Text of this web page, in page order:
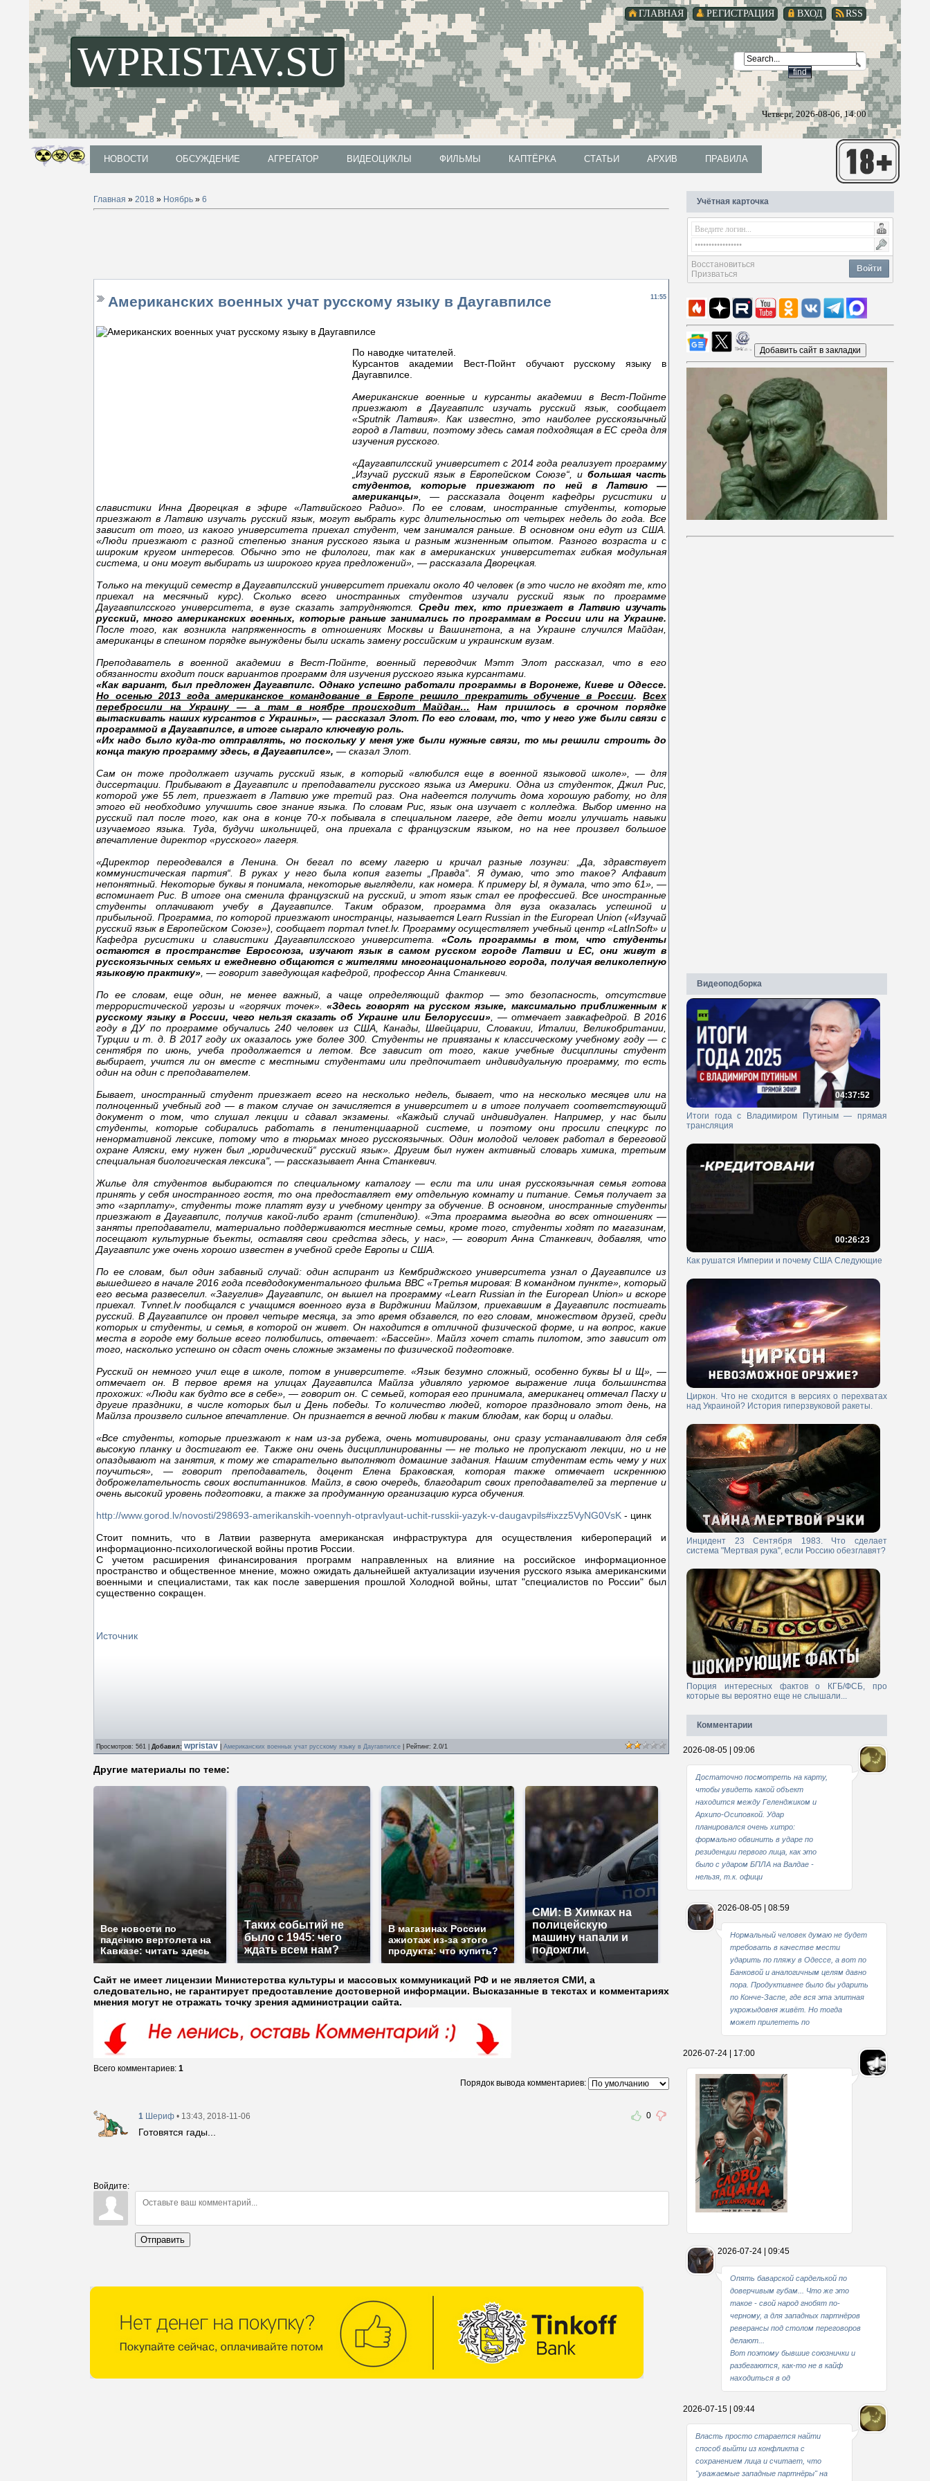
RSS
ВХОД
РЕГИСТРАЦИЯ
ГЛАВНАЯ
WPRISTAV.SU
Четверг, 2026-08-06, 14:00
НОВОСТИ ОБСУЖДЕНИЕ АГРЕГАТОР ВИДЕОЦИКЛЫ ФИЛЬМЫ КАПТЁРКА СТАТЬИ АРХИВ ПРАВИЛА
Главная » 2018 » Ноябрь » 6
11:55
Американских военных учат русскому языку в Даугавпилсе
По наводке читателей.
Курсантов академии Вест-Пойнт обучают русскому языку в
Даугавпилсе.
Американские военные и курсанты академии в Вест-Пойнте
приезжают в Даугавпилс изучать русский язык, сообщает
«Sputnik Латвия». Как известно, это наиболее русскоязычный
город в Латвии, поэтому здесь самая подходящая в ЕС среда для
изучения русского.
«Даугавпилсский университет с 2014 года реализует программу
„Изучай русский язык в Европейском Союзе“, и большая часть
студентов, которые приезжают по ней в Латвию —
американцы» , — рассказала доцент кафедры русистики и
славистики Инна Дворецкая в эфире «Латвийского Радио». По ее словам, иностранные студенты, которые
приезжают в Латвию изучать русский язык, могут выбрать курс длительностью от четырех недель до года. Все
зависит от того, из какого университета приехал студент, чем занимался раньше. В основном они едут из США.
«Люди приезжают с разной степенью знания русского языка и разным жизненным опытом. Разного возраста и с
широким кругом интересов. Обычно это не филологи, так как в американских университетах гибкая модульная
система, и они могут выбирать из широкого круга предложений», — рассказала Дворецкая.
Только на текущий семестр в Даугавпилсский университет приехали около 40 человек (в это число не входят те, кто
приехал на месячный курс). Сколько всего иностранных студентов изучали русский язык по программе
Даугавпилсского университета, в вузе сказать затрудняются.
Среди тех, кто приезжает в Латвию изучать
русский, много американских военных, которые раньше занимались по программам в России или на Украине.
После того, как возникла напряженность в отношениях Москвы и Вашингтона, а на Украине случился Майдан,
американцы в спешном порядке вынуждены были искать замену российским и украинским вузам.
Преподаватель в военной академии в Вест-Пойнте, военный переводчик Мэтт Элот рассказал, что в его
обязанности входит поиск вариантов программ для изучения русского языка курсантами.
«Как вариант, был предложен Даугавпилс. Однако успешно работали программы в Воронеже, Киеве и Одессе.
Но осенью 2013 года американское командование в Европе решило прекратить обучение в России.Всех
перебросили на Украину — а там в ноябре происходит Майдан… Нам пришлось в срочном порядке
вытаскивать наших курсантов c Украины», — рассказал Элот. По его словам, то, что у него уже были связи с
программой в Даугавпилсе, в итоге сыграло ключевую роль.
«Их надо было куда-то отправлять, но поскольку у меня уже были нужные связи, то мы решили строить до
конца такую программу здесь, в Даугавпилсе», — сказал Элот.
Сам он тоже продолжает изучать русский язык, в который «влюбился еще в военной языковой школе», — для
диссертации. Прибывают в Даугавпилс и преподаватели русского языка из Америки. Одна из студенток, Джил Рис,
которой уже 55 лет, приезжает в Латвию уже третий раз. Она надеется получить дома хорошую работу, но для
этого ей необходимо улучшить свое знание языка. По словам Рис, язык она изучает с колледжа. Выбор именно на
русский пал после того, как она в конце 70-х побывала в специальном лагере, где дети могли улучшать навыки
изучаемого языка. Туда, будучи школьницей, она приехала с французским языком, но на нее произвел большое
впечатление директор «русского» лагеря.
«Директор переодевался в Ленина. Он бегал по всему лагерю и кричал разные лозунги: „Да, здравствует
коммунистическая партия“. В руках у него была копия газеты „Правда“. Я думаю, что это такое? Алфавит
непонятный. Некоторые буквы я понимала, некоторые выглядели, как номера. К примеру Ы, я думала, что это 61», —
вспоминает Рис. В итоге она сменила французский на русский, и этот язык стал ее профессией. Все иностранные
студенты оплачивают учебу в Даугавпилсе. Таким образом, программа для вуза оказалась успешной и
прибыльной. Программа, по которой приезжают иностранцы, называется Learn Russian in the European Union («Изучай
русский язык в Европейском Союзе»), сообщает портал tvnet.lv. Программу осуществляет учебный центр «LatInSoft» и
Кафедра русистики и славистики Даугавпилсского университета. «Соль программы в том, что студенты
остаются в пространстве Евросоюза, изучают язык в самом русском городе Латвии и ЕС, они живут в
русскоязычных семьях и ежедневно общаются с жителями многонационального города, получая великолепную
языковую практику» , — говорит заведующая кафедрой, профессор Анна Станкевич.
По ее словам, еще один, не менее важный, а чаще определяющий фактор — это безопасность, отсутствие
террористической угрозы и «горячих точек».«Здесь говорят на русском языке, максимально приближенным к
русскому языку в России, чего нельзя сказать об Украине или Белоруссии», — отмечает завкафедрой. В 2016
году в ДУ по программе обучались 240 человек из США, Канады, Швейцарии, Словакии, Италии, Великобритании,
Турции и т. д. В 2017 году их оказалось уже более 300. Студенты не привязаны к классическому учебному году — с
сентября по июнь, учеба продолжается и летом. Все зависит от того, какие учебные дисциплины студент
выбирает, учится ли он вместе с местными студентами или предпочитает индивидуальную программу, то есть
один на один с преподавателем.
Бывает, иностранный студент приезжает всего на несколько недель, бывает, что на несколько месяцев или на
полноценный учебный год — в таком случае он зачисляется в университет и в итоге получает соответствующий
документ о том, что слушал лекции и сдавал экзамены. «Каждый случай индивидуален. Например, у нас были
студенты, которые собирались работать в пенитенциаарной системе, и поэтому они просили спецкурс по
ненормативной лексике, потому что в тюрьмах много русскоязычных. Один молодой человек работал в береговой
охране Аляски, ему нужен был „юридический“ русский язык». Другим был нужен активный словарь химика, третьим
специальная биологическая лексика", — рассказывает Анна Станкевич.
Жилье для студентов выбираются по специальному каталогу — если та или иная русскоязычная семья готова
принять у себя иностранного гостя, то она предоставляет ему отдельную комнату и питание. Семья получает за
это «зарплату», студенты тоже платят вузу и учебному центру за обучение. В основном, иностранные студенты
приезжают в Даугавпилс, получив какой-либо грант (стипендию). «Эта программа выгодна во всех отношениях —
заняты преподаватели, материально поддерживаются местные семьи, кроме того, студенты ходят по магазинам,
посещают культурные бъекты, оставляя свои средства здесь, у нас», — говорит Анна Станкевич, добавляя, что
Даугавпилс уже очень хорошо известен в учебной среде Европы и США.
По ее словам, был один забавный случай: один аспирант из Кембриджского университета узнал о Даугавпилсе из
вышедшего в начале 2016 года псевдодокументального фильма ВВС «Третья мировая: В командном пункте», который
его весьма развеселил. «Загуглив» Даугавпилс, он вышел на программу «Learn Russian in the European Union» и вскоре
приехал. Tvnnet.lv пообщался с учащимся военного вуза в Вирджинии Майлзом, приехавшим в Даугавпилс постигать
русский. В Даугавпилсе он провел четыре месяца, за это время обзавелся, по его словам, множеством друзей, среди
которых и студенты, и семья, в которой он живет. Он находится в отличной физической форме, и на вопрос, какие
места в городе ему больше всего полюбились, отвечает: «Бассейн». Майлз хочет стать пилотом, это зависит от
того, насколько успешно он сдаст очень сложные экзамены по физической подготовке.
Русский он немного учил еще в школе, потом в университете. «Язык безумно сложный, особенно буквы Ы и Щ», —
отмечает он. В первое время на улицах Даугавпилса Майлза удивляло угрюмое выражение лица большинства
прохожих: «Люди как будто все в себе», — говорит он. С семьей, которая его принимала, американец отмечал Пасху и
другие праздники, в числе которых был и День победы. То количество людей, которое праздновало этот день, на
Майлза произвело сильное впечатление. Он признается в вечной любви к таким блюдам, как борщ и оладьи.
«Все студенты, которые приезжают к нам из-за рубежа, очень мотивированы, они сразу устанавливают для себя
высокую планку и достигают ее. Также они очень дисциплинированны — не только не пропускают лекции, но и не
опаздывают на занятия, к тому же старательно выполняют домашние задания. Нашим студентам есть чему у них
поучиться», — говорит преподаватель, доцент Елена Браковская, которая также отмечает искреннюю
доброжелательность своих воспитанников. Майлз, в свою очередь, благодарит своих преподавателей за терпение и
очень высокий уровень подготовки, а также за продуманную организацию курса обучения.
http://www.gorod.lv/novosti/298693-amerikanskih-voennyh-otpravlyaut-uchit-russkii-yazyk-v-daugavpils#ixzz5VyNG0VsK - цинк
Стоит помнить, что в Латвии развернута американская инфраструктура для осуществления киберопераций и
информационно-психологической войны против России.
С учетом расширения финансирования программ направленных на влияние на российское информационное
пространство и общественное мнение, можно ожидать дальнейшей актуализации изучения русского языка американскими
военными и специалистами, так как после завершения прошлой Холодной войны, штат "специалистов по России" был
существенно сокращен.
Источник
Просмотров: 561 | Добавил: wpristav Американских военных учат русскому языку в Даугавпилсе Рейтинг: 2.0/1
Другие материалы по теме:
Все новости по
падению вертолета на
Кавказе: читать здесь
Таких событий не
было с 1945: чего
ждать всем нам?
В магазинах России
ажиотаж из-за этого
продукта: что купить?
СМИ: В Химках на
полицейскую
машину напали и
подожгли.
Сайт не имеет лицензии Министерства культуры и массовых коммуникаций РФ и не является СМИ, а
следовательно, не гарантирует предоставление достоверной информации. Высказанные в текстах и комментариях
мнения могут не отражать точку зрения администрации сайта.
Всего комментариев: 1
Порядок вывода комментариев:
0
1 Шериф • 13:43, 2018-11-06
Готовятся гады...
Войдите:
Отправить
Учётная карточка
Войти
Восстановиться
Призваться
Видеоподборка
04:37:52
Итоги года с Владимиром Путиным — прямая
трансляция
00:26:23
Как рушатся Империи и почему США Следующие
Циркон. Что не сходится в версиях о перехватах
над Украиной? История гиперзвуковой ракеты.
Инцидент 23 Сентября 1983. Что сделает
система "Мертвая рука", если Россию обезглавят?
Порция интересных фактов о КГБ/ФСБ, про
которые вы вероятно еще не слышали...
Комментарии
2026-08-05 | 09:06
Достаточно посмотреть на карту,
чтобы увидеть какой объект
находится между Геленджиком и
Архипо-Осиповкой. Удар
планировался очень хитро:
формально обвинить в ударе по
резиденции первого лица, как это
было с ударом БПЛА на Валдае -
нельзя, т.к. офици
2026-08-05 | 08:59
Нормальный человек думаю не будет
требовать в качестве мести
ударить по пляжу в Одессе, а вот по
Банковой и аналогичным целям давно
пора. Продуктивнее было бы ударить
по Конче-Заспе, где вся эта элитная
укрожыдовня живёт. Но тогда
может прилететь по
2026-07-24 | 17:00
В свое время
2026-07-24 | 09:45
Опять баварской сарделькой по
доверчивым губам... Что же это
такое - свой народ гнобят по-
черному, а для западных партнёров
реверансы под столом переговоров
делают...
Вот поэтому бывшие союзнички и
разбегаются, как-то не в кайф
находиться в од
2026-07-15 | 09:44
Власть просто старается найти
способ выйти из конфликта с
сохранением лица и считает, что
"уважаемые западные партнёры" на